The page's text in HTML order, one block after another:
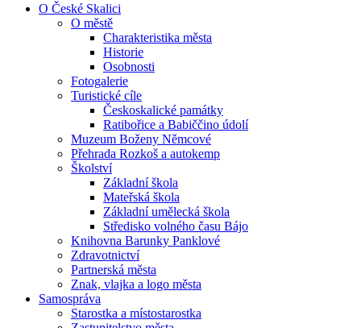
O České Skalici
O městě
Charakteristika města
Historie
Osobnosti
Fotogalerie
Turistické cíle
Českoskalické památky
Ratibořice a Babiččino údolí
Muzeum Boženy Němcové
Přehrada Rozkoš a autokemp
Školství
Základní škola
Mateřská škola
Základní umělecká škola
Středisko volného času Bájo
Knihovna Barunky Panklové
Zdravotnictví
Partnerská města
Znak, vlajka a logo města
Samospráva
Starostka a místostarostka